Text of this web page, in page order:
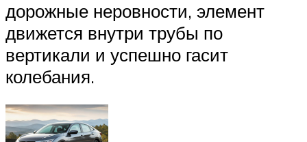
дорожные неровности, элемент
движется внутри трубы по
вертикали и успешно гасит
колебания.